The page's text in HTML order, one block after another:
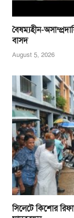
বৈষম্যহীন-
বাসদ
August 5, 2026
সিলেটে কিশোর